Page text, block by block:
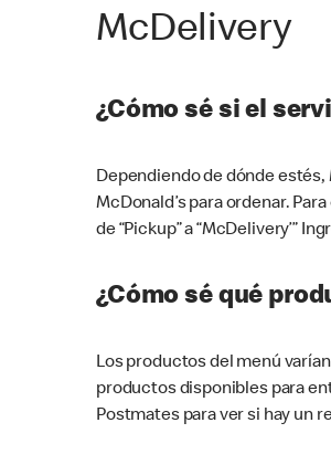
McDelivery
¿Cómo sé si el
Dependiendo de dónde estés,
McDonald’s para ordenar.
de “Pickup” a “McDelivery’”
¿Cómo sé qué
Los productos del menú
productos disponibles para
Postmates para ver si hay un